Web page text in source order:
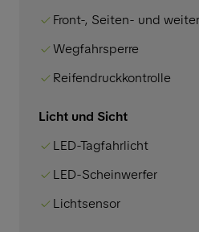
Front-, Seiten- und
Wegfahrsperre
Reifendruckkontrolle
Licht und Sicht
LED-Tagfahrlicht
LED-Scheinwerfer
Lichtsensor